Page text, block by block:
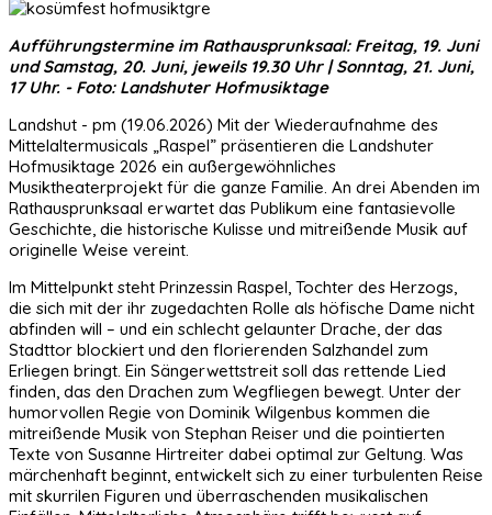
Aufführungstermine im Rathausprunksaal: Freitag, 19. Juni
und Samstag, 20. Juni, jeweils 19.30 Uhr | Sonntag, 21. Juni,
17 Uhr. - Foto: Landshuter Hofmusiktage
Landshut - pm (19.06.2026) Mit der Wiederaufnahme des
Mittelaltermusicals „Raspel” präsentieren die Landshuter
Hofmusiktage 2026 ein außergewöhnliches
Musiktheaterprojekt für die ganze Familie. An drei Abenden im
Rathausprunksaal erwartet das Publikum eine fantasievolle
Geschichte, die historische Kulisse und mitreißende Musik auf
originelle Weise vereint.
Im Mittelpunkt steht Prinzessin Raspel, Tochter des Herzogs,
die sich mit der ihr zugedachten Rolle als höfische Dame nicht
abfinden will – und ein schlecht gelaunter Drache, der das
Stadttor blockiert und den florierenden Salzhandel zum
Erliegen bringt. Ein Sängerwettstreit soll das rettende Lied
finden, das den Drachen zum Wegfliegen bewegt. Unter der
humorvollen Regie von Dominik Wilgenbus kommen die
mitreißende Musik von Stephan Reiser und die pointierten
Texte von Susanne Hirtreiter dabei optimal zur Geltung. Was
märchenhaft beginnt, entwickelt sich zu einer turbulenten Reise
mit skurrilen Figuren und überraschenden musikalischen